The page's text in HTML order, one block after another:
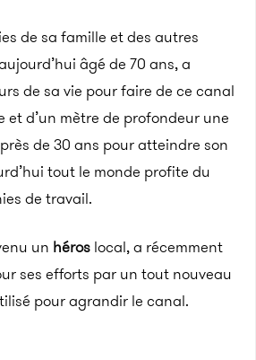
de sa famille et des autres
âgé de 70 ans, a
de sa vie pour faire de ce canal
et d’un mètre de profondeur une
de 30 ans pour atteindre son
tout le monde profite du
de travail.
un héros local, a récemment
ses efforts par un tout nouveau
pour agrandir le canal.